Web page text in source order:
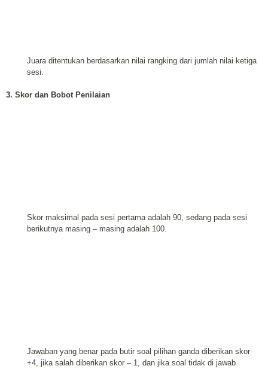
Juara ditentukan berdasarkan nilai rangking dari jumlah nilai ketiga
sesi.
3. Skor dan Bobot Penilaian
Skor maksimal pada sesi pertama adalah 90, sedang pada sesi
berikutnya masing – masing adalah 100.
Jawaban yang benar pada butir soal pilihan ganda diberikan skor
+4, jika salah diberikan skor – 1, dan jika soal tidak di jawab